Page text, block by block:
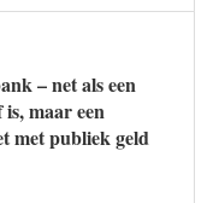
– net als een
maar een
met publiek geld